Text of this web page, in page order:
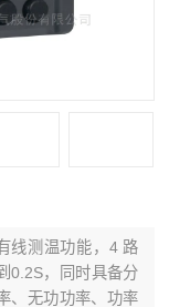
线测温功能，4 路
0.2S，同时具备分
、无功功率、功率